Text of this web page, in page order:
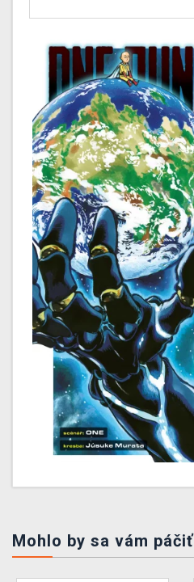
Mohlo by sa vám páčiť